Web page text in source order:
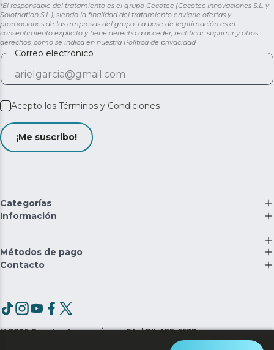
*El responsable del tratamiento es el grupo Cecotec (Cecotec Innovaciones S.L. y
Solotriatlon S.L.), siendo la finalidad del tratamiento enviarle ofertas y
promociones de las empresas del grupo. La base de legitimación es el
consentimiento explícito y tiene derecho a acceder, rectificar, suprimir y otros
derechos, como se indica en nuestra Política de privacidad
Correo electrónico
Acepto los Términos y Condiciones
¡Me suscribo!
Categorías
Información
Métodos de pago
Contacto
©2026 Cecotec Innovaciones S.L. | RII-AEE: 5537